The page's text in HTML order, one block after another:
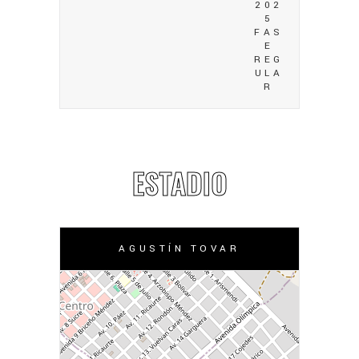
202
5
FAS
E
REG
ULA
R
ESTADIO
AGUSTÍN TOVAR